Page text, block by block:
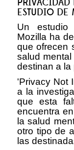
PRIVACIDAD
ESTUDIO DE
Un
Mozilla ha
que ofrecen
salud
destinan a la
'Privacy Not
a la
que esta
encuentra
la salud
otro tipo de
las